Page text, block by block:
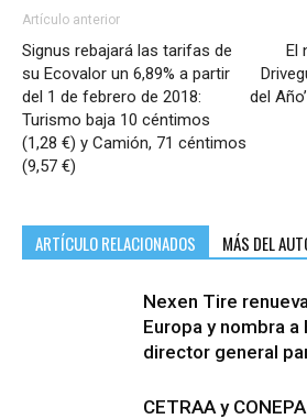
Artículo anterior
Signus rebajará las tarifas de
su Ecovalor un 6,89% a partir
del 1 de febrero de 2018:
Turismo baja 10 céntimos
(1,28 €) y Camión, 71 céntimos
(9,57 €)
El
del
ARTÍCULO RELACIONADOS MÁS DEL
Nexen Tire
Europa y nombra a
director general
CETRAA y